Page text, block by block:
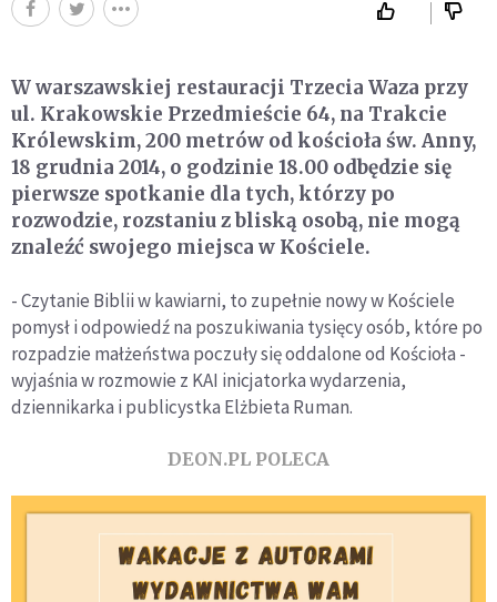
W warszawskiej restauracji Trzecia Waza przy
ul. Krakowskie Przedmieście 64, na Trakcie
Królewskim, 200 metrów od kościoła św. Anny,
18 grudnia 2014, o godzinie 18.00 odbędzie się
pierwsze spotkanie dla tych, którzy po
rozwodzie, rozstaniu z bliską osobą, nie mogą
znaleźć swojego miejsca w Kościele.
- Czytanie Biblii w kawiarni, to zupełnie nowy w Kościele
pomysł i odpowiedź na poszukiwania tysięcy osób, które po
rozpadzie małżeństwa poczuły się oddalone od Kościoła -
wyjaśnia w rozmowie z KAI inicjatorka wydarzenia,
dziennikarka i publicystka Elżbieta Ruman.
DEON.PL POLECA